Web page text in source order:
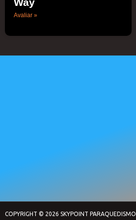
Avaliar »
COPYRIGHT © 2026 SKYPOINT PARAQUEDISMO